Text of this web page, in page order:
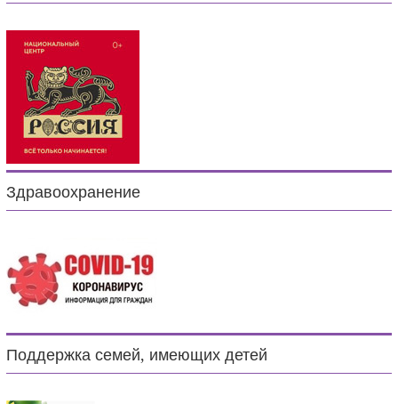
Здравоохранение
Поддержка семей, имеющих детей